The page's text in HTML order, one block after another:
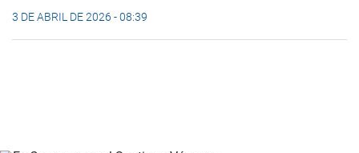
3 DE ABRIL DE 2026 - 08:39